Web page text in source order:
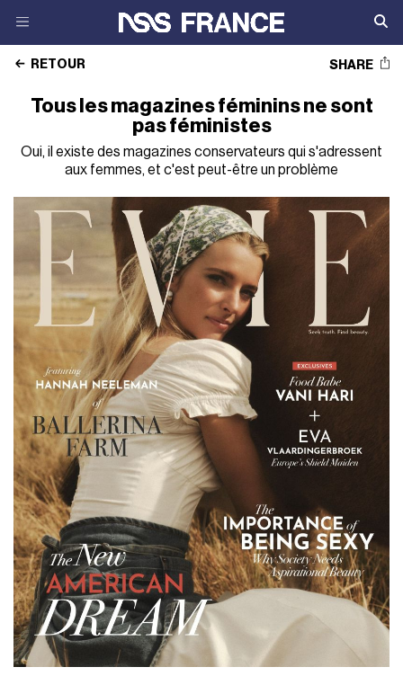
RETOUR SHARE
Tous les magazines féminins ne sont
pas féministes
Oui, il existe des magazines conservateurs qui s'adressent
aux femmes, et c'est peut-être un problème